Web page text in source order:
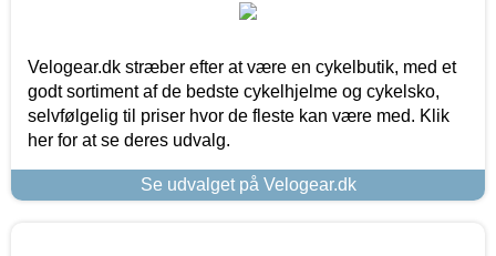
Velogear.dk stræber efter at være en cykelbutik, med et
godt sortiment af de bedste cykelhjelme og cykelsko,
selvfølgelig til priser hvor de fleste kan være med. Klik
her for at se deres udvalg.
Se udvalget på Velogear.dk